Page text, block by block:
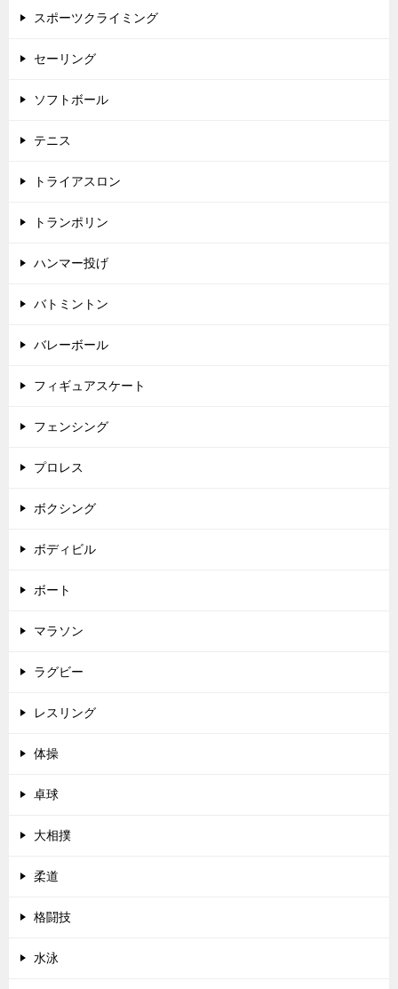
スポーツクライミング
セーリング
ソフトボール
テニス
トライアスロン
トランポリン
ハンマー投げ
バトミントン
バレーボール
フィギュアスケート
フェンシング
プロレス
ボクシング
ボディビル
ボート
マラソン
ラグビー
レスリング
体操
卓球
大相撲
柔道
格闘技
水泳